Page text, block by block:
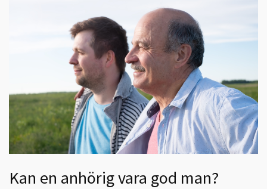
Kan en anhörig vara god man?